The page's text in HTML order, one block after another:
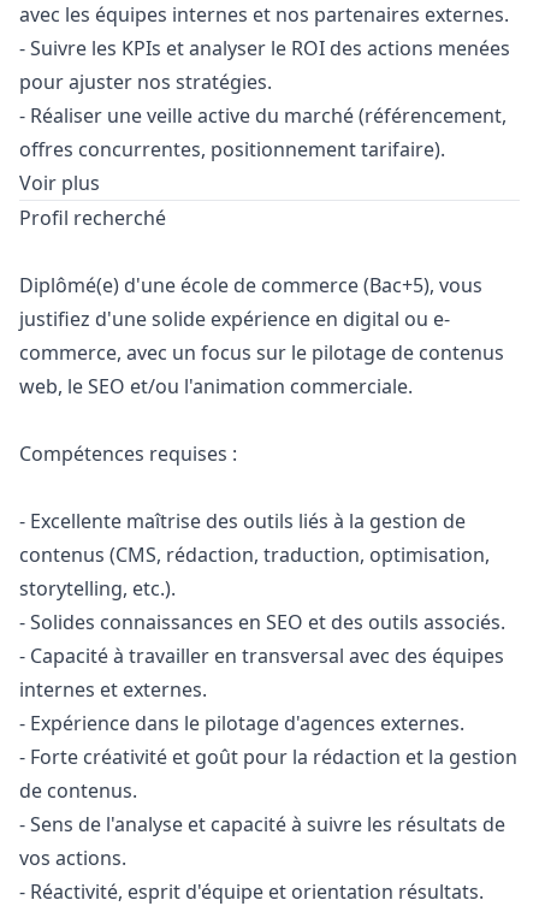
avec les équipes internes et nos partenaires externes.
- Suivre les KPIs et analyser le ROI des actions menées
pour ajuster nos stratégies.
- Réaliser une veille active du marché (référencement,
offres concurrentes, positionnement tarifaire).
Voir plus
Profil recherché
Diplômé(e) d'une école de commerce (Bac+5), vous
justifiez d'une solide expérience en digital ou e-
commerce, avec un focus sur le pilotage de contenus
web, le SEO et/ou l'animation commerciale.
Compétences requises :
- Excellente maîtrise des outils liés à la gestion de
contenus (CMS, rédaction, traduction, optimisation,
storytelling, etc.).
- Solides connaissances en SEO et des outils associés.
- Capacité à travailler en transversal avec des équipes
internes et externes.
- Expérience dans le pilotage d'agences externes.
- Forte créativité et goût pour la rédaction et la gestion
de contenus.
- Sens de l'analyse et capacité à suivre les résultats de
vos actions.
- Réactivité, esprit d'équipe et orientation résultats.